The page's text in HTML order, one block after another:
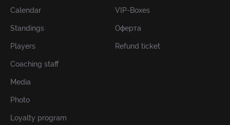
Calendar
Standings
Players
Coaching staff
Media
Photo
Loyalty program
VIP-Boxes
Оферта
Refund ticket